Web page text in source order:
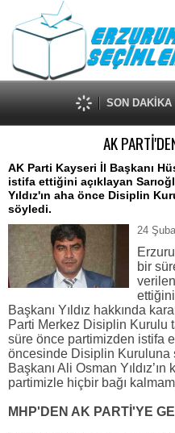
SON DAKİKA
AK
AK Parti Kayseri İl Başkanı
istifa ettiğini açıklayan
Yıldız'ın aha önce Disiplin
söyledi.
24
bir
Başkanı Yıldız hakkında
Parti Merkez Disiplin Kurulu
süre önce partimizden istifa
öncesinde Disiplin Kuruluna
Başkanı Ali Osman
partimizle hiçbir bağı
MHP'DEN AK PARTİ'YE